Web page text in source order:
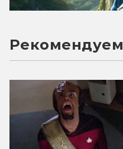
Рекомендуем